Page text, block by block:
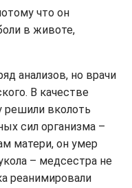
что он
в животе,
анализов, но врачи
В качестве
решили вколоть
сил организма –
матери, он умер
– медсестра не
реанимировали